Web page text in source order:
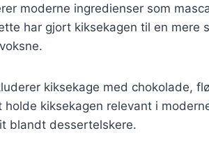
moderne ingredienser som
har gjort kiksekagen til en mere
kiksekage med chokolade,
kiksekagen relevant i
blandt dessertelskere.